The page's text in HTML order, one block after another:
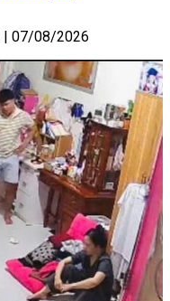
| 07/08/2026